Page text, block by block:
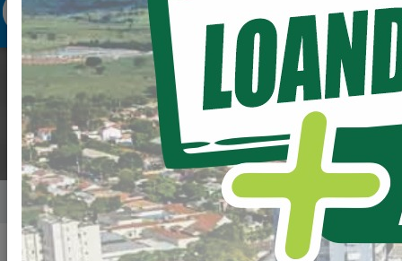
NOTÍCIAS
Home Notícias